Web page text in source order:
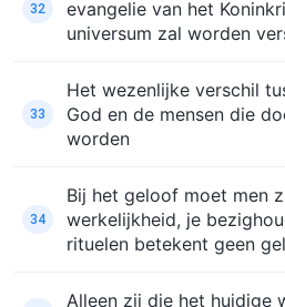
32
evangelie van het
universum zal worden
33
Het wezenlijke verschil
God en de mensen die
worden
34
Bij het geloof moet men
werkelijkheid, je
rituelen betekent geen
Alleen zij die het huidige